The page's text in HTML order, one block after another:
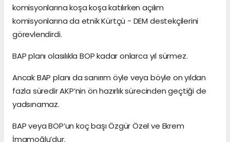
komisyonlarına koşa koşa katılırken açılım
komisyonlarına da etnik Kürtçü - DEM destekçilerini
görevlendirdi.
BAP planı olasılıkla BOP kadar onlarca yıl sürmez.
Ancak BAP planı da sanırım öyle veya böyle on yıldan
fazla süredir AKP’nin ön hazırlık sürecinden geçtiği de
yadsınamaz.
BAP veya BOP’un koç başı Özgür Özel ve Ekrem
İmamoğlu’dur.